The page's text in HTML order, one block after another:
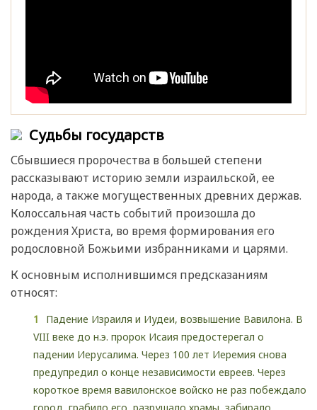
Судьбы государств
Сбывшиеся пророчества в большей степени
рассказывают историю земли израильской, ее
народа, а также могущественных древних держав.
Колоссальная часть событий произошла до
рождения Христа, во время формирования его
родословной Божьими избранниками и царями.
К основным исполнившимся предсказаниям
относят:
Падение Израиля и Иудеи, возвышение Вавилона. В
VIII веке до н.э. пророк Исаия предостерегал о
падении Иерусалима. Через 100 лет Иеремия снова
предупредил о конце независимости евреев. Через
короткое время вавилонское войско не раз побеждало